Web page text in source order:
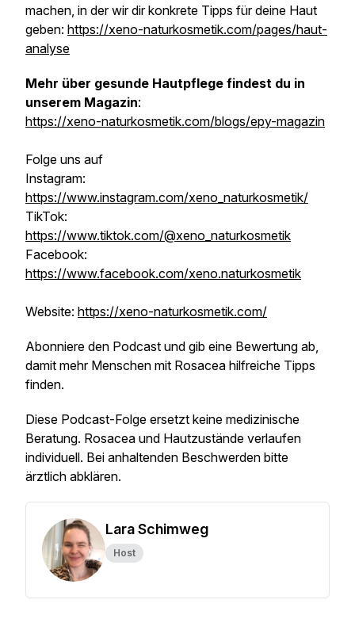
machen, in der wir dir konkrete Tipps für deine Haut
geben: https://xeno-naturkosmetik.com/pages/haut-
analyse
Mehr über gesunde Hautpflege findest du in
unserem Magazin:
https://xeno-naturkosmetik.com/blogs/epy-magazin
Folge uns auf
Instagram:
https://www.instagram.com/xeno_naturkosmetik/
TikTok:
https://www.tiktok.com/@xeno_naturkosmetik
Facebook:
https://www.facebook.com/xeno.naturkosmetik
Website: https://xeno-naturkosmetik.com/
Abonniere den Podcast und gib eine Bewertung ab,
damit mehr Menschen mit Rosacea hilfreiche Tipps
finden.
Diese Podcast-Folge ersetzt keine medizinische
Beratung. Rosacea und Hautzustände verlaufen
individuell. Bei anhaltenden Beschwerden bitte
ärztlich abklären.
Lara Schimweg
Host